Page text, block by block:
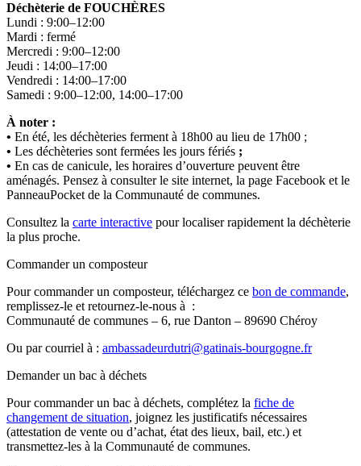
Déchèterie de FOUCHÈRES
Lundi : 9:00–12:00
Mardi : fermé
Mercredi : 9:00–12:00
Jeudi : 14:00–17:00
Vendredi : 14:00–17:00
Samedi : 9:00–12:00, 14:00–17:00
À noter :
• En été, les déchèteries ferment à 18h00 au lieu de 17h00 ;
• Les déchèteries sont fermées les jours fériés ;
• En cas de canicule, les horaires d’ouverture peuvent être
aménagés. Pensez à consulter le site internet, la page Facebook et le
PanneauPocket de la Communauté de communes.
Consultez la carte interactive pour localiser rapidement la déchèterie
la plus proche.
Commander un composteur
Pour commander un composteur, téléchargez ce bon de commande,
remplissez-le et retournez-le-nous à :
Communauté de communes – 6, rue Danton – 89690 Chéroy
Ou par courriel à : ambassadeurdutri@gatinais-bourgogne.fr
Demander un bac à déchets
Pour commander un bac à déchets, complétez la fiche de
changement de situation, joignez les justificatifs nécessaires
(attestation de vente ou d’achat, état des lieux, bail, etc.) et
transmettez-les à la Communauté de communes.